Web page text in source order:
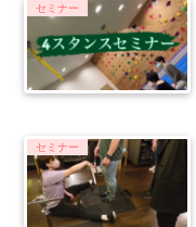
セミナー
セミナー